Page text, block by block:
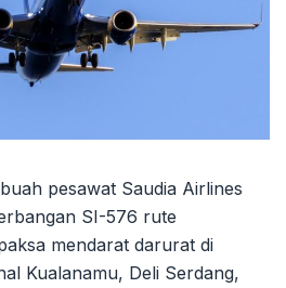
pesawat Saudia Airlines
SI-576 rute
mendarat darurat di
Kualanamu, Deli Serdang,